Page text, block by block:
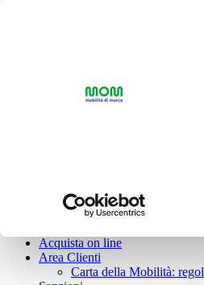
Biglietti e Abbonamenti
Calcola tariffa
Acquista on line
Area Clienti
Carta della Mobilità: